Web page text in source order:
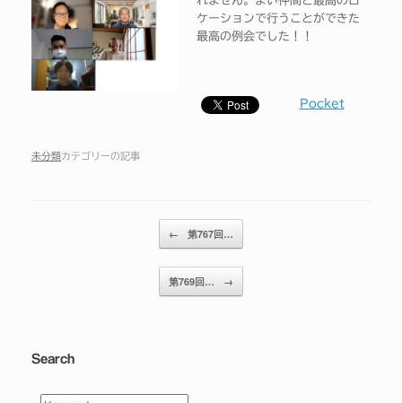
ケーションで行うことができた
最高の例会でした！！
Pocket
未分類カテゴリーの記事
← 第767回…
第769回… →
Search